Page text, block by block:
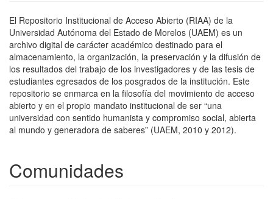
El Repositorio Institucional de Acceso Abierto (RIAA) de la
Universidad Autónoma del Estado de Morelos (UAEM) es un
archivo digital de carácter académico destinado para el
almacenamiento, la organización, la preservación y la difusión de
los resultados del trabajo de los investigadores y de las tesis de
estudiantes egresados de los posgrados de la institución. Este
repositorio se enmarca en la filosofía del movimiento de acceso
abierto y en el propio mandato institucional de ser “una
universidad con sentido humanista y compromiso social, abierta
al mundo y generadora de saberes” (UAEM, 2010 y 2012).
Comunidades